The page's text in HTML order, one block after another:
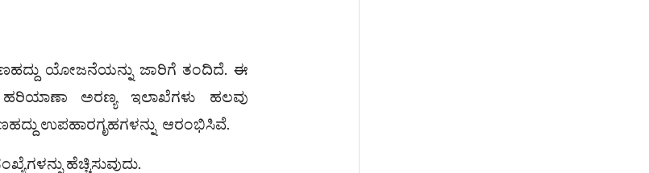
ಯೋಜನೆಯನ್ನು ಜಾರಿಗೆ ತಂದಿದೆ. ಈ
ಅರಣ್ಯ ಇಲಾಖೆಗಳು ಹಲವು
ಉಪಹಾರಗೃಹಗಳನ್ನು ಆರಂಭಿಸಿವೆ.
ಹೆಚ್ಚಿಸುವುದು.